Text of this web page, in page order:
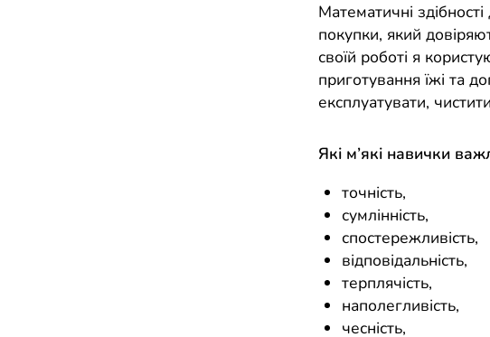
Математичні
покупки, який
своїй роботі я
приготування їжі та
експлуатувати,
Які м’які навички
точність,
сумлінність,
спостережливість,
відповідальність,
терплячість,
наполегливість,
чесність,